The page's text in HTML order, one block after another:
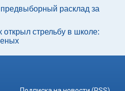
расклад за
открыл стрельбу в школе: